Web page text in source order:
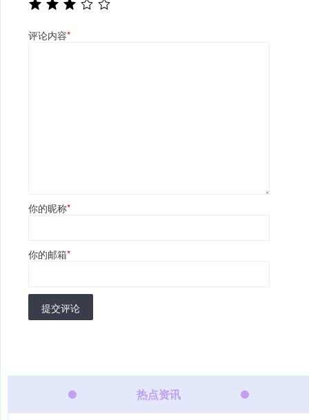
评论内容*
你的昵称*
你的邮箱*
提交评论
热点资讯